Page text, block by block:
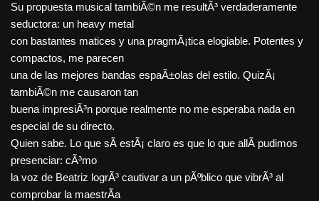
Su propuesta musical tambiÃ©n me resultÃ³ verdaderamente
seductora: un heavy metal
con bastantes matices y una pragmÃ¡tica elogiable. Potentes y
compactos, me parecen
una de las mejores bandas espaÃ±olas del estilo. QuizÃ¡
tambiÃ©n me causaron tan
buena impresiÃ³n porque realmente no me esperaba nada en
especial de su directo.
Quien sabe. Lo que sÃ­ estÃ¡ claro es que lo que allÃ­ pudimos
presenciar: cÃ³mo
la voz de Beatriz logrÃ³ cautivar a un pÃºblico que vibrÃ³ al
comprobar la maestrÃ­a